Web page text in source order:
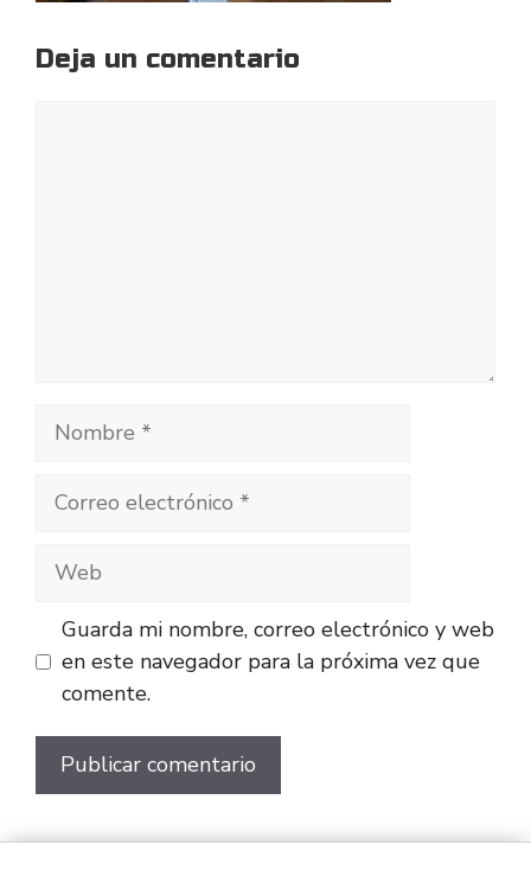
Deja un comentario
Guarda mi nombre, correo electrónico y web
en este navegador para la próxima vez que
comente.